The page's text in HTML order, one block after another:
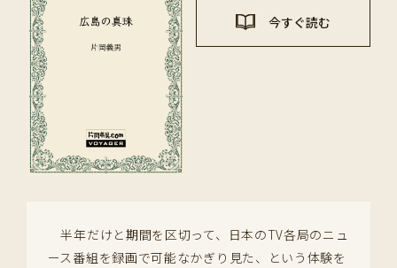
今すぐ読む
半年だけと期間を区切って、日本のTV各局のニュ
ース番組を録画で可能なかぎり見た、という体験を